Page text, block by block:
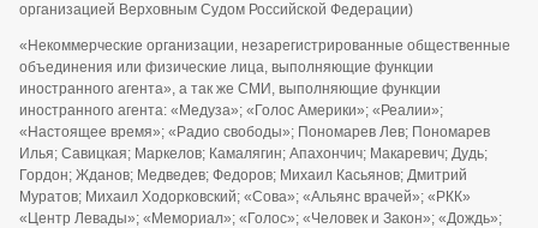
организацией Верховным Судом Российской Федерации)
«Некоммерческие организации, незарегистрированные общественные
объединения или физические лица, выполняющие функции
иностранного агента», а так же СМИ, выполняющие функции
иностранного агента: «Медуза»; «Голос Америки»; «Реалии»;
«Настоящее время»; «Радио свободы»; Пономарев Лев; Пономарев
Илья; Савицкая; Маркелов; Камалягин; Апахончич; Макаревич; Дудь;
Гордон; Жданов; Медведев; Федоров; Михаил Касьянов; Дмитрий
Муратов; Михаил Ходорковский; «Сова»; «Альянс врачей»; «РКК»
«Центр Левады»; «Мемориал»; «Голос»; «Человек и Закон»; «Дождь»;